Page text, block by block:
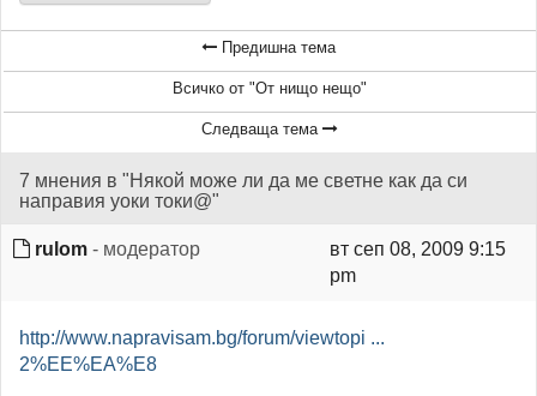
Предишна тема
Всичко от "От нищо нещо"
Следваща тема
7 мнения в "Някой може ли да ме светне как да си
направия уоки токи@"
rulom - модератор
вт сеп 08, 2009 9:15
pm
http://www.napravisam.bg/forum/viewtopi ...
2%EE%EA%E8